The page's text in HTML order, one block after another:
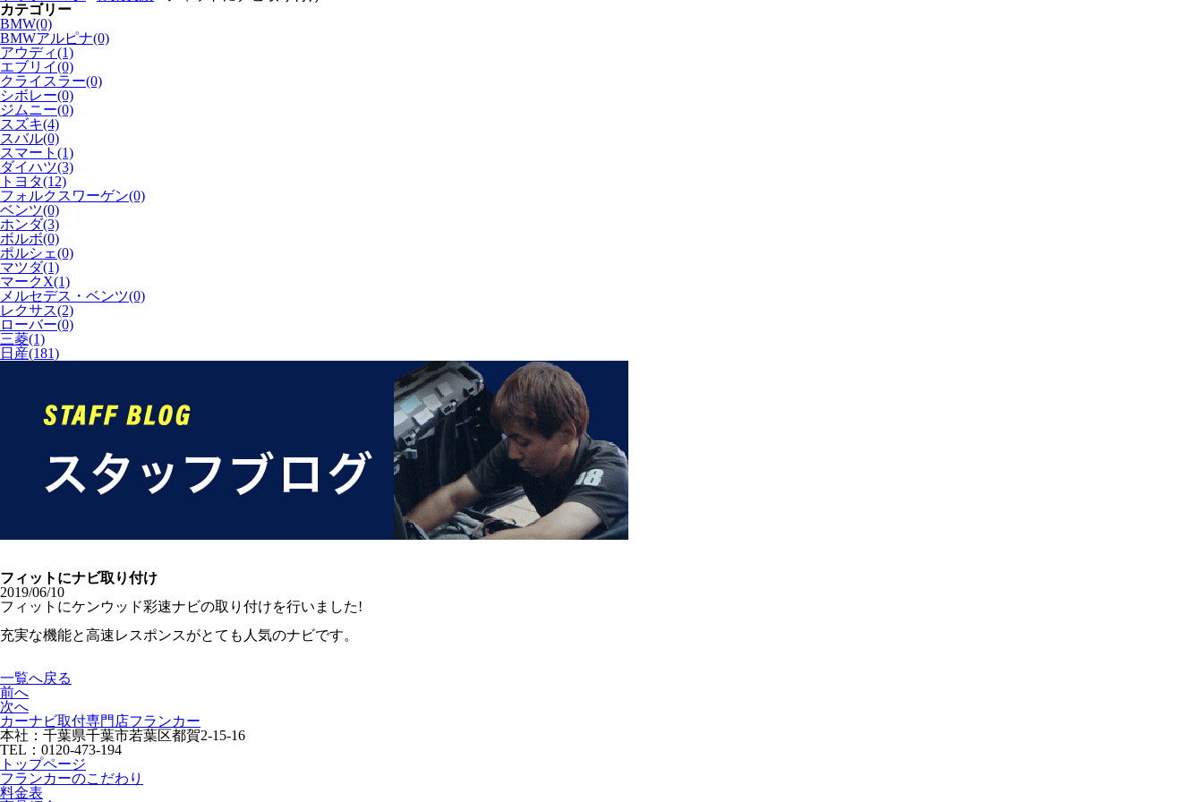
カテゴリー
BMW(0)
BMWアルピナ(0)
アウディ(1)
エブリイ(0)
クライスラー(0)
シボレー(0)
ジムニー(0)
スズキ(4)
スバル(0)
スマート(1)
ダイハツ(3)
トヨタ(12)
フォルクスワーゲン(0)
ベンツ(0)
ホンダ(3)
ボルボ(0)
ポルシェ(0)
マツダ(1)
マークX(1)
メルセデス・ベンツ(0)
レクサス(2)
ローバー(0)
三菱(1)
日産(181)
フィットにナビ取り付け
2019/06/10
フィットにケンウッド彩速ナビの取り付けを行いました!
充実な機能と高速レスポンスがとても人気のナビです。
一覧へ戻る
前へ
次へ
カーナビ取付専⾨店フランカー
本社：千葉県千葉市若葉区都賀2-15-16
TEL：0120-473-194
トップページ
フランカーのこだわり
料金表